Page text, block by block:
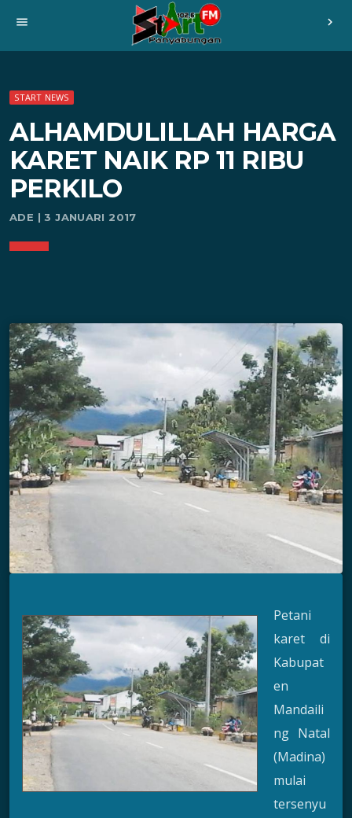
menu chevron_right
START NEWS
ALHAMDULILLAH HARGA
KARET NAIK RP 11 RIBU
PERKILO
ADE | 3 JANUARI 2017
Petani
karet di
Kabupat
en
Mandaili
ng Natal
(Madina)
mulai
tersenyu